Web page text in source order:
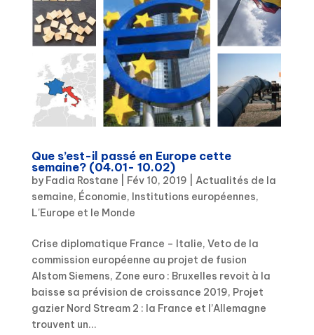
Que s’est-il passé en Europe cette
semaine? (04.01- 10.02)
by Fadia Rostane Fév 10, 2019
Actualités de la
semaine, Économie, Institutions européennes,
L'Europe et le Monde
Crise diplomatique France – Italie, Veto de la
commission européenne au projet de fusion
Alstom Siemens, Zone euro : Bruxelles revoit à la
baisse sa prévision de croissance 2019, Projet
gazier Nord Stream 2 : la France et l’Allemagne
trouvent un...